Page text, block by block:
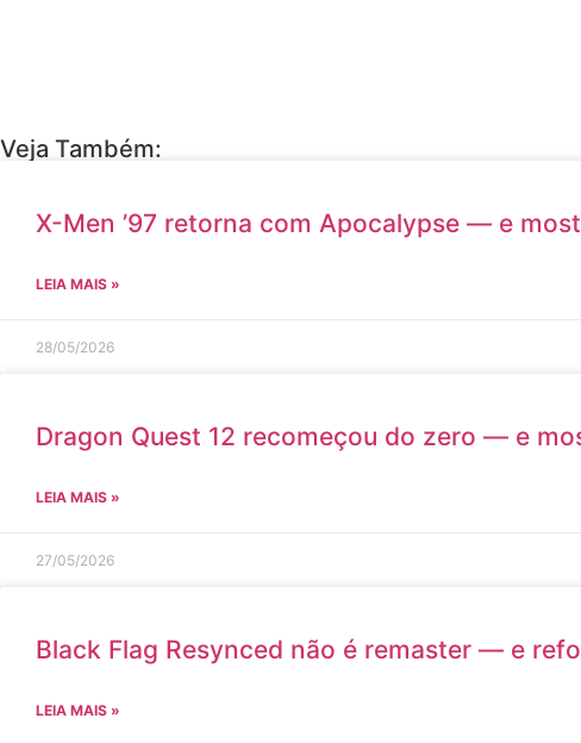
Veja Também:
X-Men ’97 retorna com Apocalypse — e
LEIA MAIS »
28/05/2026
Dragon Quest 12 recomeçou do zero — e
LEIA MAIS »
27/05/2026
Black Flag Resynced não é remaster — e
LEIA MAIS »